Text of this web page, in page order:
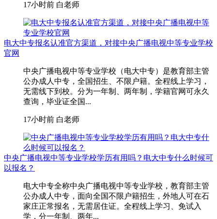
17小时前 白老师
电大中专报名认准官方渠道，对接中央广播电视中等专业学校
官网
中央广播电视中等专业学校（电大中专）是教育部主管
公办成人中专，全国招生、不限户籍。全程线上学习，
无需线下到校。分为一年制、两年制，学籍官网可永久
查询，毕业证全国...
17小时前 白老师
中央广播电视中等专业学校学历有用吗？电大中专什么时候可
以报名？
电大中专全称中央广播电视中等专业学校，教育部主管
公办成人中专，面向全国不限户籍招生，外地人可在石
家庄正常报名，无需居住证。全程线上学习、免试入
学，分一年制、两年...